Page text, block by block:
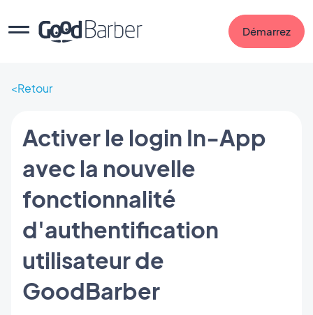
Démarrez
Retour
Activer le login In-App
avec la nouvelle
fonctionnalité
d'authentification
utilisateur de
GoodBarber